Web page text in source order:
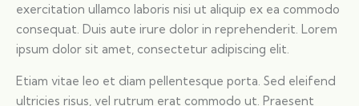
exercitation ullamco laboris nisi ut aliquip ex ea commodo
consequat. Duis aute irure dolor in reprehenderit. Lorem
ipsum dolor sit amet, consectetur adipiscing elit.
Etiam vitae leo et diam pellentesque porta. Sed eleifend
ultricies risus, vel rutrum erat commodo ut. Praesent